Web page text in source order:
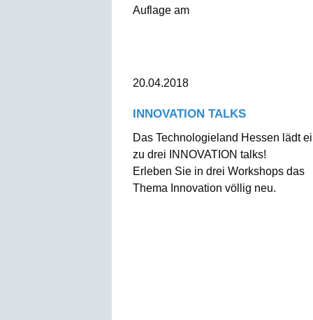
Auflage am
20.04.2018
INNOVATION TALKS
Das Technologieland Hessen lädt
zu drei INNOVATION talks!
Erleben Sie in drei Workshops das
Thema Innovation völlig neu.